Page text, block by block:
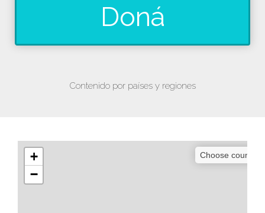
Doná
Contenido por países y regiones
+
−
Choose country